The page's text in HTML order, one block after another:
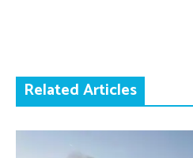
Related Articles